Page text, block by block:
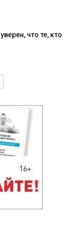
что те, кто